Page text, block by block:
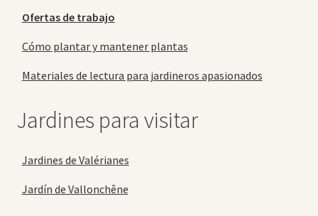
Ofertas de trabajo
Cómo plantar y mantener plantas
Materiales de lectura para jardineros apasionados
Jardines para visitar
Jardines de Valérianes
Jardín de Vallonchêne